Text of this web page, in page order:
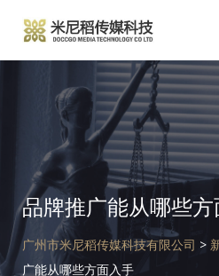
到
品牌推广能从哪些
广州市米尼稻传媒科技有限公司 >
广能从哪些方面入手